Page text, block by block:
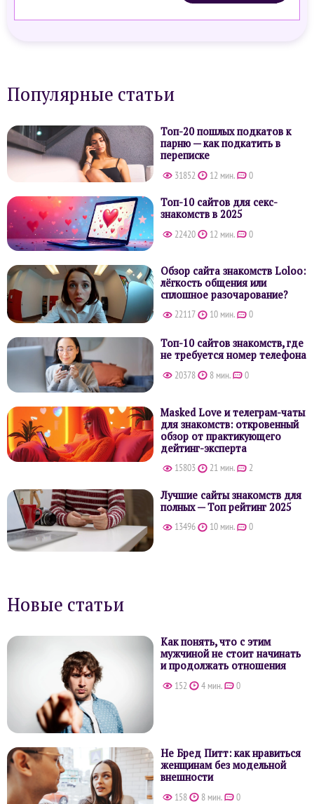
Популярные статьи
Топ-20 пошлых подкатов к
парню — как подкатить в
переписке
31852 12 мин. 0
Топ-10 сайтов для секс-
знакомств в 2025
22420 12 мин. 0
Обзор сайта знакомств Loloo:
лёгкость общения или
сплошное разочарование?
22117 10 мин. 0
Топ-10 сайтов знакомств, где
не требуется номер телефона
20378 8 мин. 0
Masked Love и телеграм-чаты
для знакомств: откровенный
обзор от практикующего
дейтинг-эксперта
15803 21 мин. 2
Лучшие сайты знакомств для
полных — Топ рейтинг 2025
13496 10 мин. 0
Новые статьи
Как понять, что с этим
мужчиной не стоит начинать
и продолжать отношения
152 4 мин. 0
Не Бред Питт: как нравиться
женщинам без модельной
внешности
158 8 мин. 0